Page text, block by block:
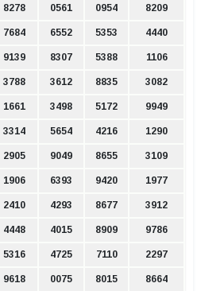
8278 0561 0954 8209
7684 6552 5353 4440
9139 8307 5388 1106
3788 3612 8835 3082
1661 3498 5172 9949
3314 5654 4216 1290
2905 9049 8655 3109
1906 6393 9420 1977
2410 4293 8677 3912
4448 4015 8909 9786
5316 4725 7110 2297
9618 0075 8015 8664